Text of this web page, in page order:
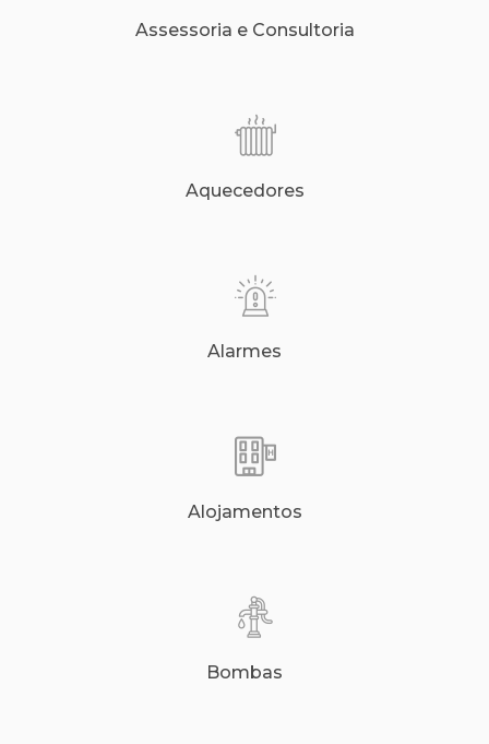
Assessoria e Consultoria
Aquecedores
Alarmes
Alojamentos
Bombas